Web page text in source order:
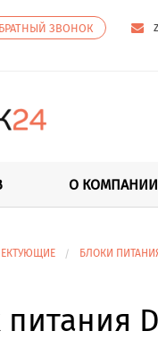
ЗВОНОК
О КОМПАНИИ
БЛОКИ